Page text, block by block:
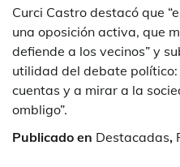
Curci Castro destacó que
una oposición activa, que
defiende a los vecinos” y
utilidad del debate
cuentas y a mirar a la
ombligo”.
Publicado en Destacadas,